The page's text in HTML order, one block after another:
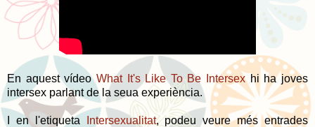
En aquest vídeoWhat It's Like To Be Intersex hi ha joves
intersex parlant de la seua experiència.
I en l'etiqueta Intersexualitat, podeu veure més entrades